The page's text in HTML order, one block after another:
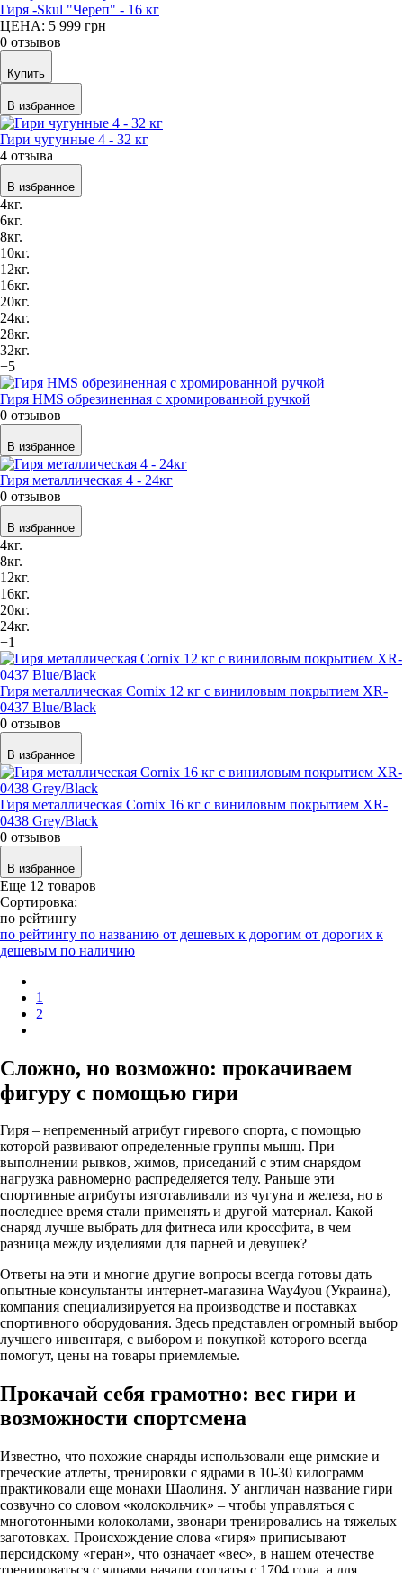
Гиря -Skul "Череп" - 16 кг
ЦЕНА: 5 999 грн
0 отзывов
Купить
В избранное
Гири чугунные 4 - 32 кг
4 отзыва
В избранное
4кг.
6кг.
8кг.
10кг.
12кг.
16кг.
20кг.
24кг.
28кг.
32кг.
+5
Гиря HMS обрезиненная с хромированной ручкой
0 отзывов
В избранное
Гиря металлическая 4 - 24кг
0 отзывов
В избранное
4кг.
8кг.
12кг.
16кг.
20кг.
24кг.
+1
Гиря металлическая Cornix 12 кг с виниловым покрытием XR-
0437 Blue/Black
0 отзывов
В избранное
Гиря металлическая Cornix 16 кг с виниловым покрытием XR-
0438 Grey/Black
0 отзывов
В избранное
Еще 12 товаров
Сортировка:
по рейтингу
по рейтингу по названию от дешевых к дорогим от дорогих к
дешевым по наличию
1
2
Сложно, но возможно: прокачиваем
фигуру с помощью гири
Гиря – непременный атрибут гиревого спорта, с помощью
которой развивают определенные группы мышц. При
выполнении рывков, жимов, приседаний с этим снарядом
нагрузка равномерно распределяется телу. Раньше эти
спортивные атрибуты изготавливали из чугуна и железа, но в
последнее время стали применять и другой материал. Какой
снаряд лучше выбрать для фитнеса или кроссфита, в чем
разница между изделиями для парней и девушек?
Ответы на эти и многие другие вопросы всегда готовы дать
опытные консультанты интернет-магазина Way4you (Украина),
компания специализируется на производстве и поставках
спортивного оборудования. Здесь представлен огромный выбор
лучшего инвентаря, с выбором и покупкой которого всегда
помогут, цены на товары приемлемые.
Прокачай себя грамотно: вес гири и
возможности спортсмена
Известно, что похожие снаряды использовали еще римские и
греческие атлеты, тренировки с ядрами в 10-30 килограмм
практиковали еще монахи Шаолиня. У англичан название гири
созвучно со словом «колокольчик» – чтобы управляться с
многотонными колоколами, звонари тренировались на тяжелых
заготовках. Происхождение слова «гиря» приписывают
персидскому «геран», что означает «вес», в нашем отечестве